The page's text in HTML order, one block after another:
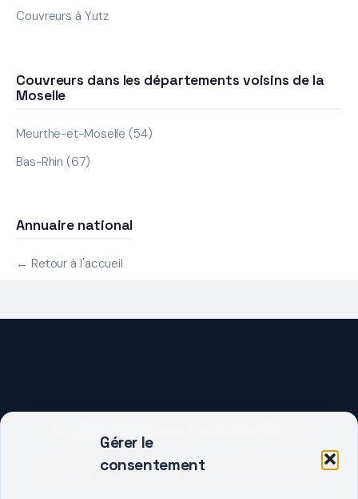
Gérer le
consentement
Couvreurs à Yutz
Couvreurs dans les départements voisins de la
Moselle
Meurthe-et-Moselle (54)
Bas-Rhin (67)
Annuaire national
← Retour à l'accueil
DEMARRER UN PROJET ?
Décrivez votre besoin, trouvez le bon pro.